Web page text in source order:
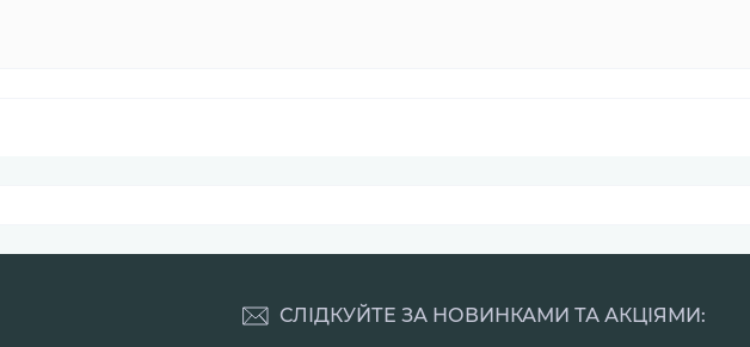
СЛІДКУЙТЕ ЗА НОВИНКАМИ ТА АКЦІЯМИ: